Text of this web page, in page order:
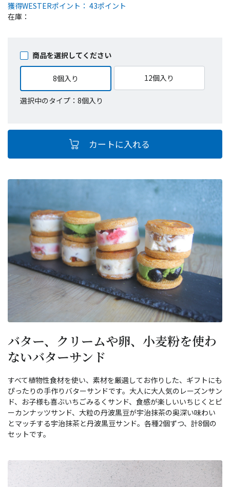
獲得WESTERポイント： 43ポイント
在庫：
商品を選択してください
8個入り 12個入り
選択中のタイプ：8個入り
バター、クリームや卵、小麦粉を使わ
ないバターサンド
すべて植物性食材を使い、素材を厳選してお作りした、ギフトにも
ぴったりの手作りバターサンドです。大人に大人気のレーズンサン
ド、お子様も喜ぶいちごみるくサンド、食感が楽しいいちじくとピ
ーカンナッツサンド、大粒の丹波黒豆が宇治抹茶の奥深い味わい
とマッチする宇治抹茶と丹波黒豆サンド。各種2個ずつ、計8個の
セットです。